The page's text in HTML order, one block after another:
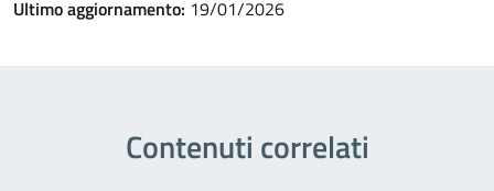
Ultimo aggiornamento: 19/01/2026
Contenuti correlati